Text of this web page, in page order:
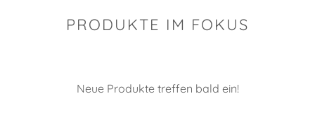
PRODUKTE IM FOKUS
Neue Produkte treffen bald ein!